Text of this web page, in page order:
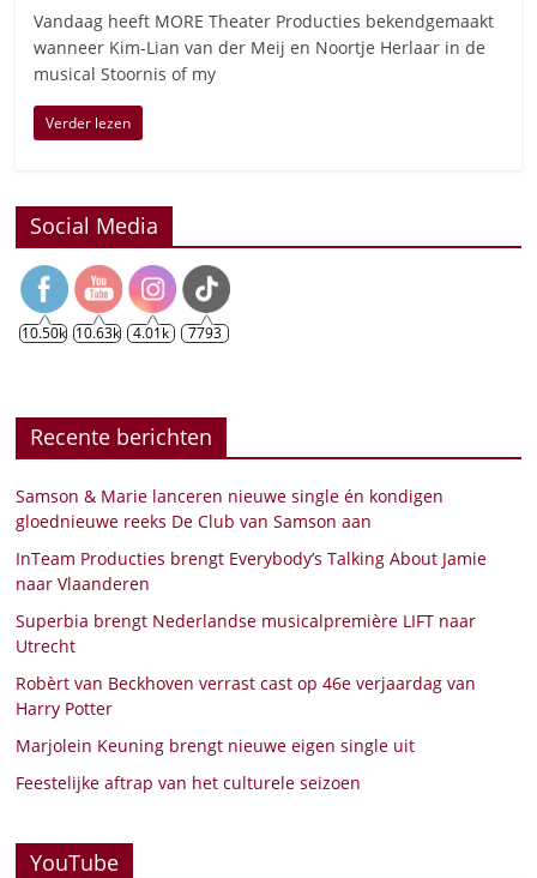
Vandaag heeft MORE Theater Producties bekendgemaakt
wanneer Kim-Lian van der Meij en Noortje Herlaar in de
musical Stoornis of my
Verder lezen
Social Media
10.50k 10.63k 4.01k 7793
Recente berichten
Samson & Marie lanceren nieuwe single én kondigen
gloednieuwe reeks De Club van Samson aan
InTeam Producties brengt Everybody’s Talking About Jamie
naar Vlaanderen
Superbia brengt Nederlandse musicalpremière LIFT naar
Utrecht
Robèrt van Beckhoven verrast cast op 46e verjaardag van
Harry Potter
Marjolein Keuning brengt nieuwe eigen single uit
Feestelijke aftrap van het culturele seizoen
YouTube